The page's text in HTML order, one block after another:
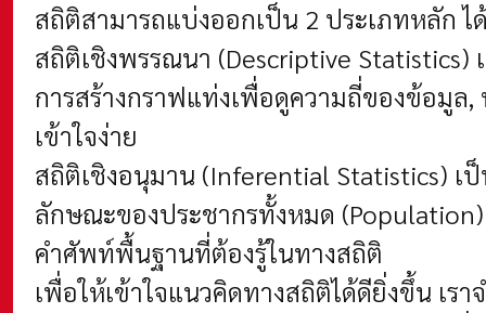
สถิติสามารถแบ่งออกเป็น 2 ประเภทหลัก ไ
สถิติเชิงพรรณนา (Descriptive
การสร้างกราฟแท่งเพื่อดูความถี่ของข้อมูล
เข้าใจง่าย
สถิติเชิงอนุมาน (Inferential Statistics) เ
ลักษณะของประชากรทั้งหมด
คำศัพท์พื้นฐานที่ต้องรู้ในทางสถิติ
เพื่อให้เข้าใจแนวคิดทางสถิติได้ดียิ่งขึ้น เ